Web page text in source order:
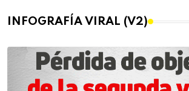
INFOGRAFÍA VIRAL (V2)